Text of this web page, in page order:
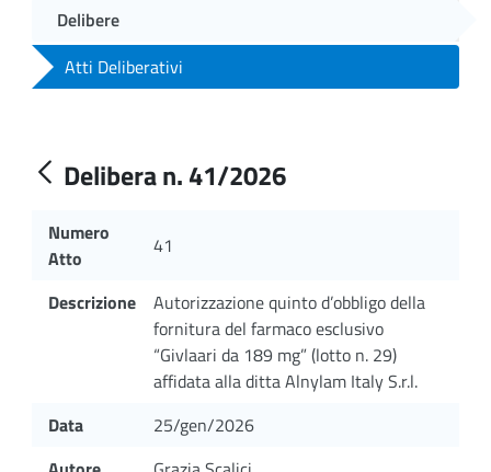
Delibere
Atti Deliberativi
Delibera n. 41/2026
Numero
Atto
41
Descrizione
Autorizzazione quinto d’obbligo della
fornitura del farmaco esclusivo
“Givlaari da 189 mg” (lotto n. 29)
affidata alla ditta Alnylam Italy S.r.l.
Data
25/gen/2026